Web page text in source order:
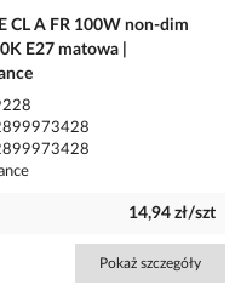
CL A FR 100W non-dim
E27 matowa |
14,94 zł/szt
Pokaż szczegóły